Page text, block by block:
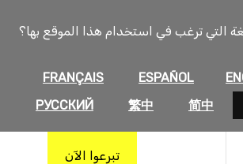
التي ترغب في استخدام هذا الموقع بها؟
ESPAÑOL
FRANÇAIS
简中
繁中
РУССКИЙ
تبرعوا الآن